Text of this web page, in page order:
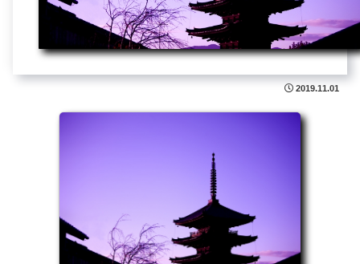
2019.11.01